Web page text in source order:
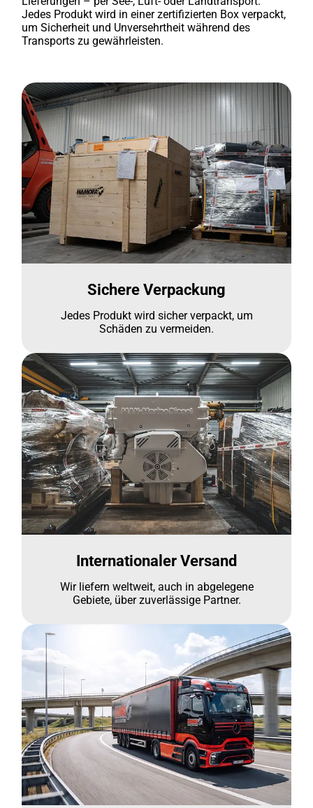
Jedes Produkt wird in einer zertifizierten Box verpackt,
um Sicherheit und Unversehrtheit während des
Transports zu gewährleisten.
Sichere Verpackung
Jedes Produkt wird sicher verpackt, um
Schäden zu vermeiden.
Internationaler Versand
Wir liefern weltweit, auch in abgelegene
Gebiete, über zuverlässige Partner.